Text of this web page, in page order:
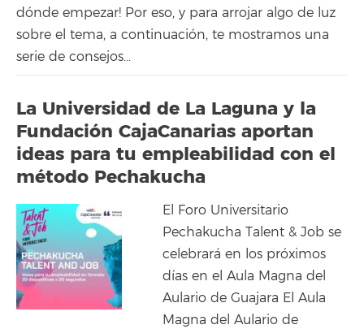
dónde empezar! Por eso, y para arrojar algo de luz
sobre el tema, a continuación, te mostramos una
serie de consejos...
La Universidad de La Laguna y la
Fundación CajaCanarias aportan
ideas para tu empleabilidad con el
método Pechakucha
El Foro Universitario
Pechakucha Talent & Job se
celebrará en los próximos
días en el Aula Magna del
Aulario de Guajara El Aula
Magna del Aulario de